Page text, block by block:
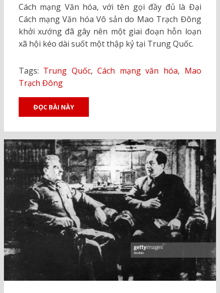
Cách mạng Văn hóa, với tên gọi đầy đủ là Đại
Cách mạng Văn hóa Vô sản do Mao Trạch Đông
khởi xướng đã gây nên một giai đoạn hỗn loạn
xã hội kéo dài suốt một thập kỷ tại Trung Quốc.
Tags: Trung Quốc,Cách mạng văn hóa, Mao
Trạch Đông
ĐỌC BÀI NÀY